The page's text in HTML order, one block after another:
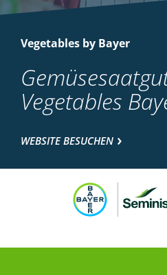
Vegetables by Bayer
Vegetables
WEBSITE BESUCHEN